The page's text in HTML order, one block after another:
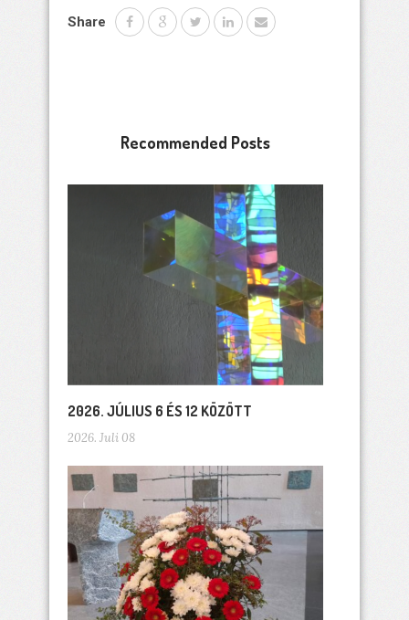
Share
Recommended Posts
2026. JÚLIUS 6 ÉS 12 KÖZÖTT
2026. Juli 08